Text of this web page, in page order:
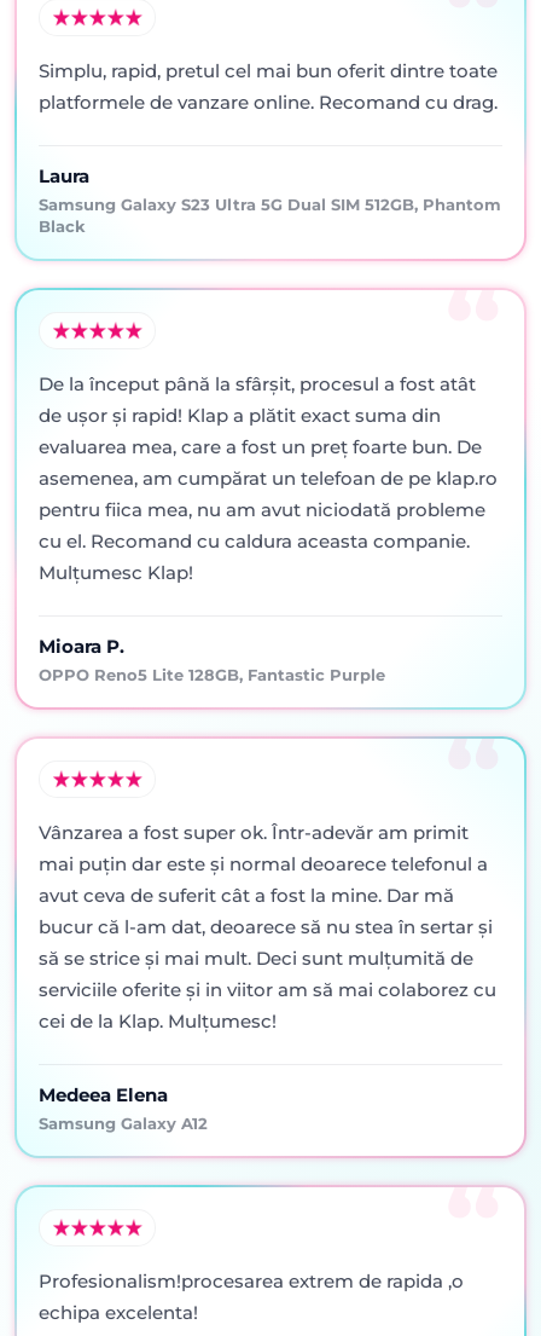
Simplu, rapid, pretul cel mai bun oferit dintre toate
platformele de vanzare online. Recomand cu drag.
Laura
Samsung Galaxy S23 Ultra 5G Dual SIM 512GB, Phantom
Black
De la început până la sfârșit, procesul a fost atât
de ușor și rapid! Klap a plătit exact suma din
evaluarea mea, care a fost un preț foarte bun. De
asemenea, am cumpărat un telefoan de pe klap.ro
pentru fiica mea, nu am avut niciodată probleme
cu el. Recomand cu caldura aceasta companie.
Mulțumesc Klap!
Mioara P.
OPPO Reno5 Lite 128GB, Fantastic Purple
Vânzarea a fost super ok. Într-adevăr am primit
mai puţin dar este şi normal deoarece telefonul a
avut ceva de suferit cât a fost la mine. Dar mă
bucur că l-am dat, deoarece să nu stea în sertar şi
să se strice şi mai mult. Deci sunt mulţumită de
serviciile oferite şi in viitor am să mai colaborez cu
cei de la Klap. Mulţumesc!
Medeea Elena
Samsung Galaxy A12
Profesionalism!procesarea extrem de rapida ,o
echipa excelenta!